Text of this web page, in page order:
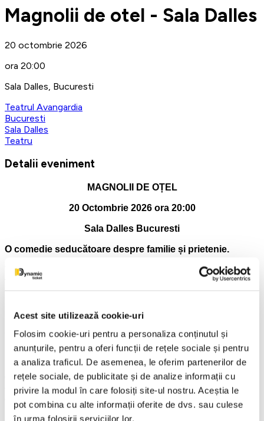
Acest site utilizează cookie-uri
Folosim cookie-uri pentru a personaliza conținutul și
anunțurile, pentru a oferi funcții de rețele sociale și pentru
a analiza traficul. De asemenea, le oferim partenerilor de
rețele sociale, de publicitate și de analize informații cu
privire la modul în care folosiți site-ul nostru. Aceștia le
pot combina cu alte informații oferite de dvs. sau culese
în urma folosirii serviciilor lor.
Magnolii de otel - Sala Dalles
20 octombrie 2026
ora 20:00
Sala Dalles, Bucuresti
Teatrul Avangardia
Bucuresti
Sala Dalles
Teatru
Detalii eveniment
MAGNOLII DE OȚEL
20 Octombrie 2026 ora 20:00
Sala Dalles Bucuresti
O comedie seducătoare despre familie și prietenie.
Te va face să râzi. Te va face să plângi. Te va emoționa. Te
va impresiona. Te va topi. Îți va câștiga inima.
savuroasă: la TEATRUL AVANGARDIA.
O comedie dramă despre modul în care reacționează femeile
la crizele grave din cursul vieții, cum ar fi boala și moartea.
Despre cum găsesc puterea de a merge mai departe și
despre cum își pot găsi forța de care au nevoie în relațiile cu
cei apropiați, chiar dacă acele relații sunt marcate de
diferențe de opinii sau de gusturi.